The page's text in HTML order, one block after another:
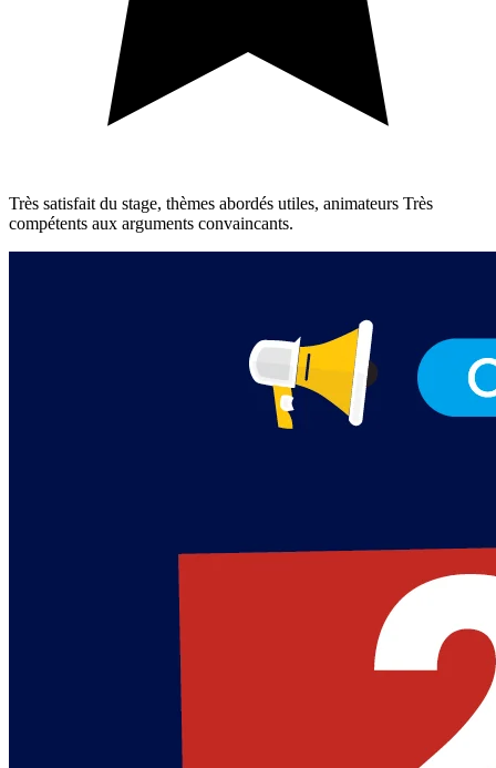
Très satisfait du stage, thèmes abordés utiles, animateurs Très
compétents aux arguments convaincants.